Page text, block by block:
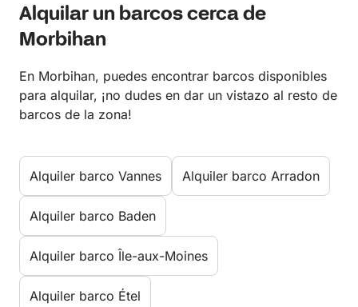
Alquilar un barcos cerca de
Morbihan
En Morbihan, puedes encontrar barcos disponibles
para alquilar, ¡no dudes en dar un vistazo al resto de
barcos de la zona!
Alquiler barco Vannes Alquiler barco Arradon
Alquiler barco Baden
Alquiler barco Île-aux-Moines
Alquiler barco Étel